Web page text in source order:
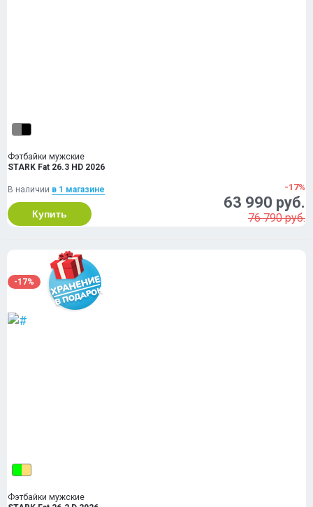
Фэтбайки мужские
STARK Fat 26.3 HD 2026
В наличии в 1 магазинe
Купить
-17%
63 990 руб.
76 790 руб.
-17%
Фэтбайки мужские